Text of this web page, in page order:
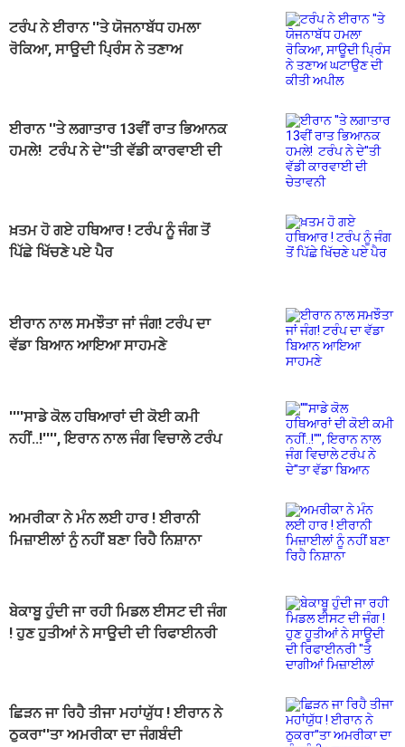
ਟਰੰਪ ਨੇ ਈਰਾਨ ''ਤੇ ਯੋਜਨਾਬੱਧ ਹਮਲਾ
ਰੋਕਿਆ, ਸਾਊਦੀ ਪ੍ਰਿੰਸ ਨੇ ਤਣਾਅ
ਈਰਾਨ ''ਤੇ ਲਗਾਤਾਰ 13ਵੀਂ ਰਾਤ ਭਿਆਨਕ
ਹਮਲੇ! ਟਰੰਪ ਨੇ ਦੇ''ਤੀ ਵੱਡੀ ਕਾਰਵਾਈ ਦੀ
ਖ਼ਤਮ ਹੋ ਗਏ ਹਥਿਆਰ ! ਟਰੰਪ ਨੂੰ ਜੰਗ ਤੋਂ
ਪਿੱਛੇ ਖਿੱਚਣੇ ਪਏ ਪੈਰ
ਈਰਾਨ ਨਾਲ ਸਮਝੌਤਾ ਜਾਂ ਜੰਗ! ਟਰੰਪ ਦਾ
ਵੱਡਾ ਬਿਆਨ ਆਇਆ ਸਾਹਮਣੇ
''''ਸਾਡੇ ਕੋਲ ਹਥਿਆਰਾਂ ਦੀ ਕੋਈ ਕਮੀ
ਨਹੀਂ..!'''', ਇਰਾਨ ਨਾਲ ਜੰਗ ਵਿਚਾਲੇ ਟਰੰਪ
ਅਮਰੀਕਾ ਨੇ ਮੰਨ ਲਈ ਹਾਰ ! ਈਰਾਨੀ
ਮਿਜ਼ਾਈਲਾਂ ਨੂੰ ਨਹੀਂ ਬਣਾ ਰਿਹੈ ਨਿਸ਼ਾਨਾ
ਬੇਕਾਬੂ ਹੁੰਦੀ ਜਾ ਰਹੀ ਮਿਡਲ ਈਸਟ ਦੀ ਜੰਗ
! ਹੁਣ ਹੂਤੀਆਂ ਨੇ ਸਾਊਦੀ ਦੀ ਰਿਫਾਈਨਰੀ
ਛਿੜਨ ਜਾ ਰਿਹੈ ਤੀਜਾ ਮਹਾਂਯੁੱਧ ! ਈਰਾਨ ਨੇ
ਠੁਕਰਾ''ਤਾ ਅਮਰੀਕਾ ਦਾ ਜੰਗਬੰਦੀ